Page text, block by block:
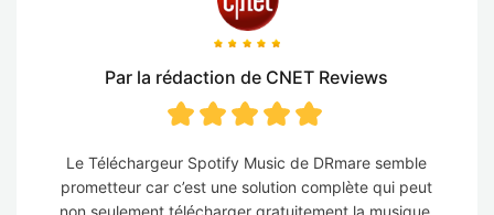
Par la rédaction de CNET Reviews
Le Téléchargeur Spotify Music de DRmare semble
prometteur car c’est une solution complète qui peut
non seulement télécharger gratuitement la musique,